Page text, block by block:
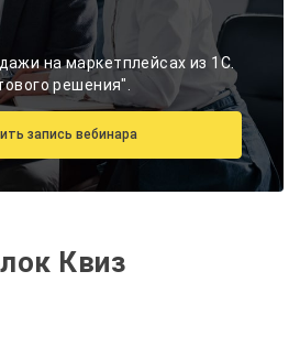
на маркетплейсах из 1С.
решения".
запись вебинара
Квиз